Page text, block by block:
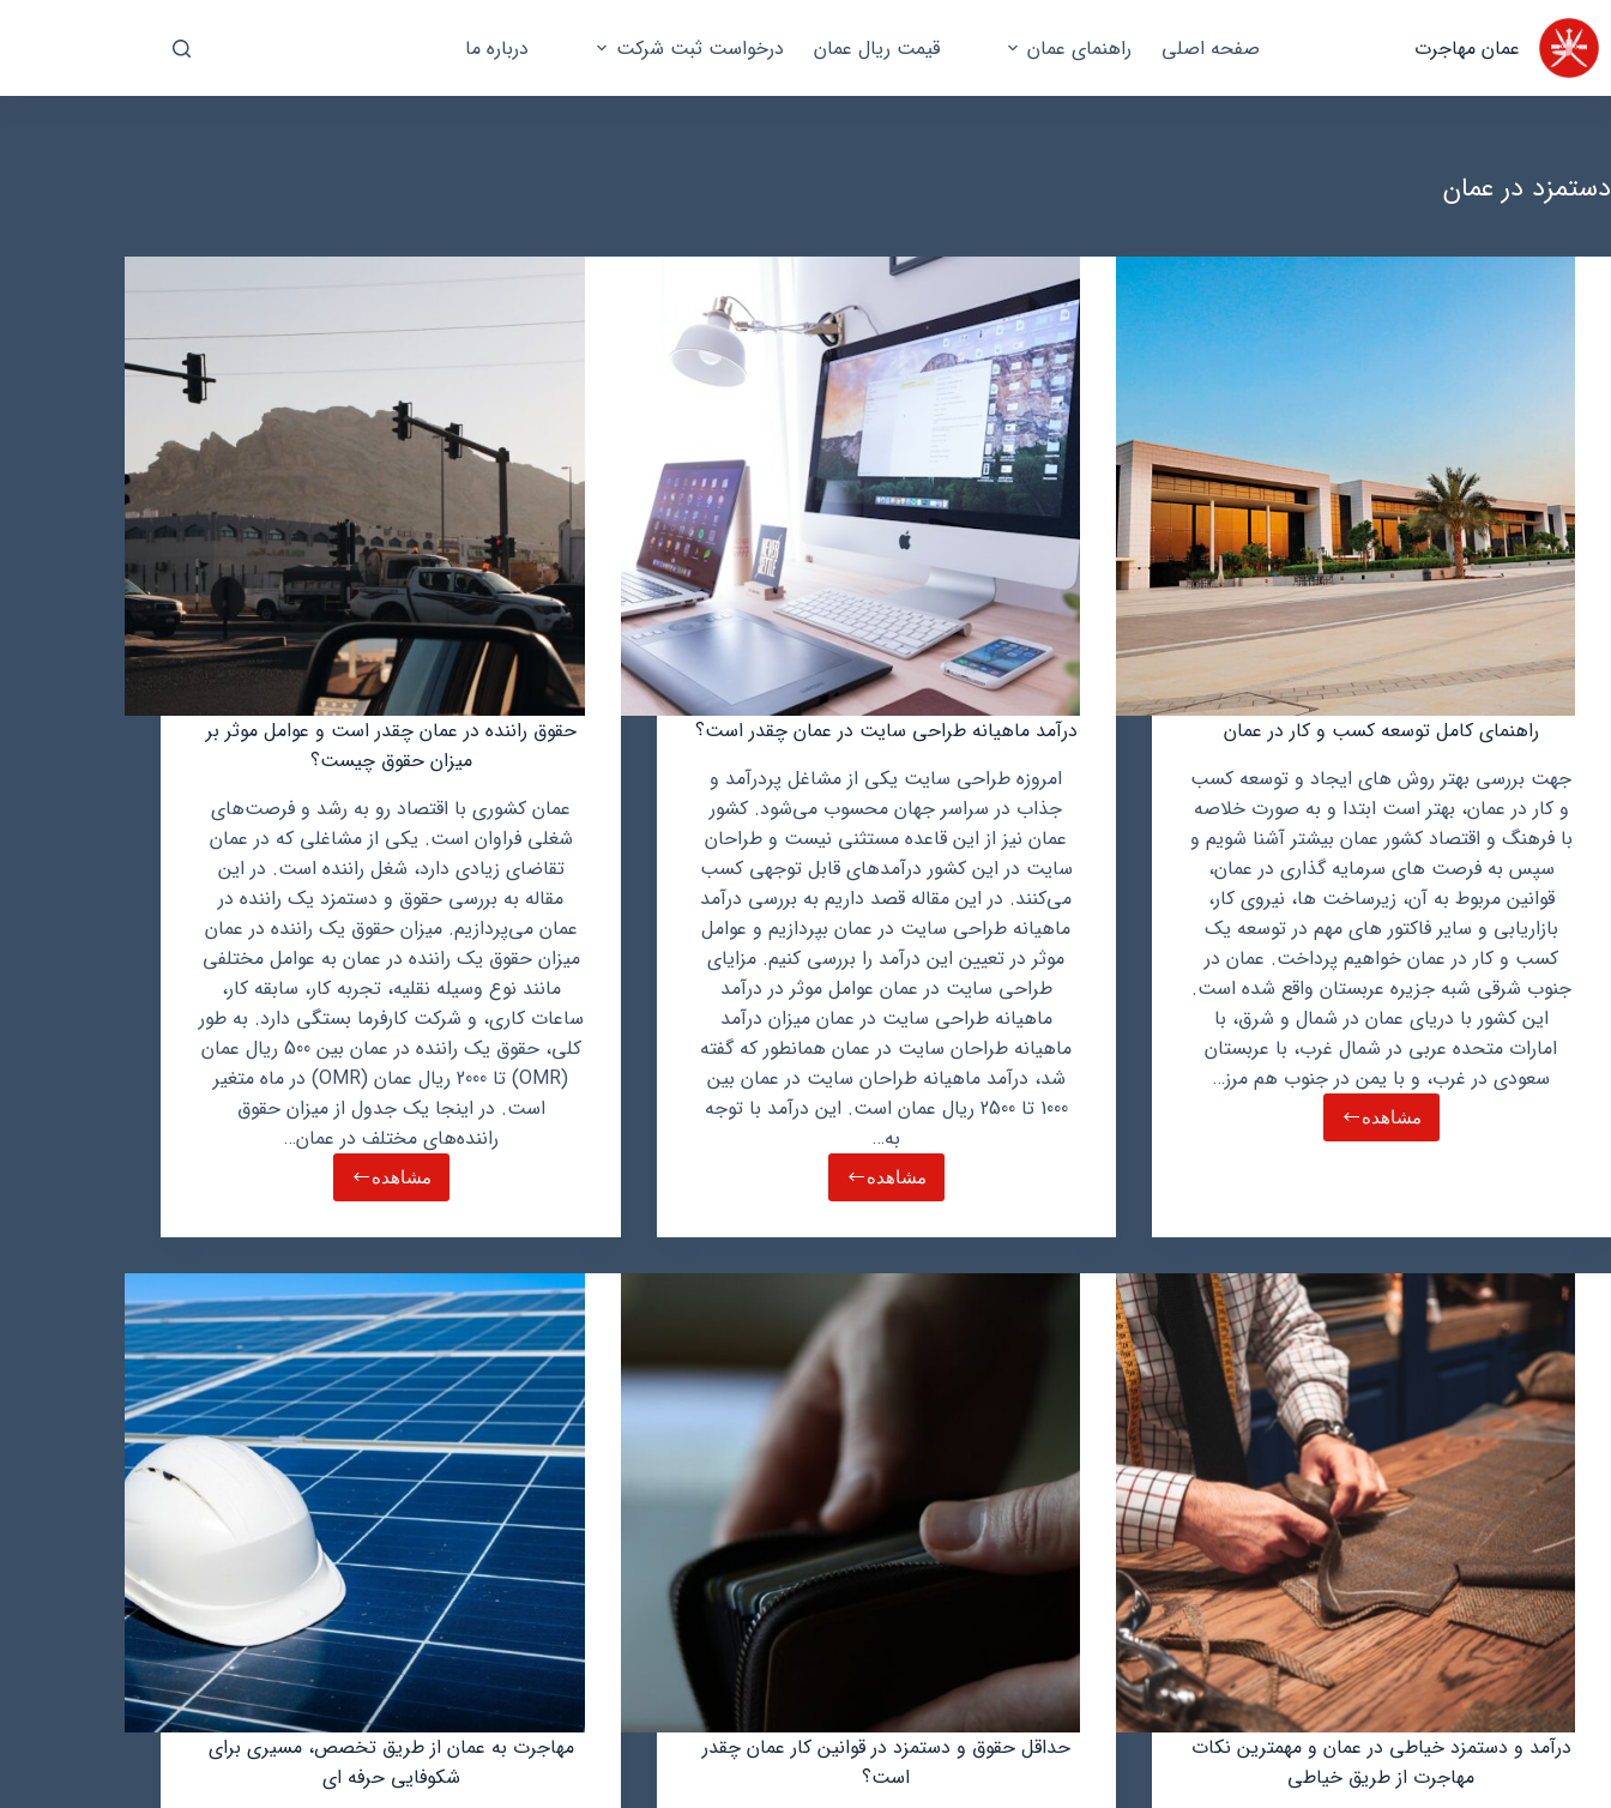
پرش
به
محتوا
عمان مهاجرت صفحه اصلی راهنمای عمان قیمت ریال عمان درخواست ثبت شرکت درباره ما
دستمزد در عمان
راهنمای کامل توسعه کسب و کار در عمان
جهت بررسی بهتر روش های ایجاد و توسعه کسب
و کار در عمان، بهتر است ابتدا و به صورت خلاصه
با فرهنگ و اقتصاد کشور عمان بیشتر آشنا شویم و
سپس به فرصت های سرمایه گذاری در عمان،
قوانین مربوط به آن، زیرساخت ها، نیروی کار،
بازاریابی و سایر فاکتور های مهم در توسعه یک
کسب و کار در عمان خواهیم پرداخت. عمان در
جنوب شرقی شبه جزیره عربستان واقع شده است.
این کشور با دریای عمان در شمال و شرق، با
امارات متحده عربی در شمال غرب، با عربستان
سعودی در غرب، و با یمن در جنوب هم مرز…
مشاهدهراهنمای
کار
عمان
درآمد ماهیانه طراحی سایت در عمان چقدر است؟
امروزه طراحی سایت یکی از مشاغل پردرآمد و
جذاب در سراسر جهان محسوب می‌شود. کشور
عمان نیز از این قاعده مستثنی نیست و طراحان
سایت در این کشور درآمدهای قابل توجهی کسب
می‌کنند. در این مقاله قصد داریم به بررسی درآمد
ماهیانه طراحی سایت در عمان بپردازیم و عوامل
موثر در تعیین این درآمد را بررسی کنیم. مزایای
طراحی سایت در عمان عوامل موثر در درآمد
ماهیانه طراحی سایت در عمان میزان درآمد
ماهیانه طراحان سایت در عمان همانطور که گفته
شد، درآمد ماهیانه طراحان سایت در عمان بین
1000 تا 2500 ریال عمان است. این درآمد با توجه
به…
مشاهدهدرآمد
طراحی
در
عمان
چقدر
حقوق راننده در عمان چقدر است و عوامل موثر بر
میزان حقوق چیست؟
عمان کشوری با اقتصاد رو به رشد و فرصت‌های
شغلی فراوان است. یکی از مشاغلی که در عمان
تقاضای زیادی دارد، شغل راننده است. در این
مقاله به بررسی حقوق و دستمزد یک راننده در
عمان می‌پردازیم. میزان حقوق یک راننده در عمان
میزان حقوق یک راننده در عمان به عوامل مختلفی
مانند نوع وسیله نقلیه، تجربه کار، سابقه کار،
ساعات کاری، و شرکت کارفرما بستگی دارد. به طور
کلی، حقوق یک راننده در عمان بین 500 ریال عمان
(OMR) تا 2000 ریال عمان (OMR) در ماه متغیر
است. در اینجا یک جدول از میزان حقوق
راننده‌های مختلف در عمان…
مشاهدهحقوق
در
چقدر
است
و
عوامل
موثر
بر
میزان
حقوق
چیست؟
درآمد و دستمزد خیاطی در عمان و مهمترین نکات
مهاجرت از طریق خیاطی
حداقل حقوق و دستمزد در قوانین کار عمان چقدر
است؟
مهاجرت به عمان از طریق تخصص، مسیری برای
شکوفایی حرفه ای